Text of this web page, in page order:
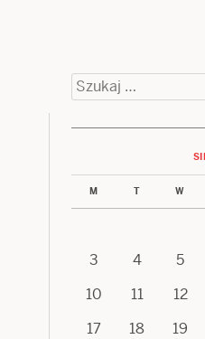
Szukaj:
M T W
3
4 5
10
11 12
17
18 19